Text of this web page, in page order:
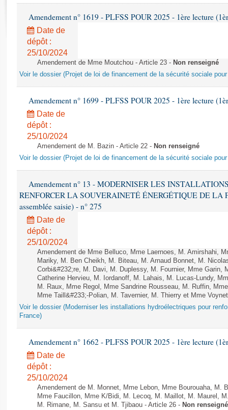
Rapports sur l'application des lois
Baromètre de l’application des lois
Budget et sécurité sociale
Comptes rendus des débats
Amendement n° 1619 - PLFSS POUR 2025 - 1ère lecture
Date de
dépôt :
25/10/2024
Amendement de Mme Moutchou - Article 23 - Non renseigné
Voir le dossier (Projet de loi de financement de la sécurité sociale pour
Amendement n° 1699 - PLFSS POUR 2025 - 1ère lecture
Date de
dépôt :
25/10/2024
Amendement de M. Bazin - Article 22 - Non renseigné
Voir le dossier (Projet de loi de financement de la sécurité sociale pour
Amendement n° 13 - MODERNISER LES
RENFORCER LA SOUVERAINETÉ ÉNERGÉTIQUE DE LA
assemblée saisie) - n° 275
Date de
dépôt :
25/10/2024
Amendement de Mme Belluco, Mme Laernoes, M. Amirshahi,
Mariky, M. Ben Cheikh, M. Biteau, M. Arnaud Bonnet, M.
Corbi&#232;re, M. Davi, M. Duplessy, M. Fournier, Mme Garin,
Catherine Hervieu, M. Iordanoff, M. Lahais, M. Lucas-Lundy,
M. Raux, Mme Regol, Mme Sandrine Rousseau, M. Ruffin,
Mme Taill&#233;-Polian, M. Tavernier, M. Thierry et Mme
Voir le dossier (Moderniser les installations hydroélectriques pour
France)
Amendement n° 1662 - PLFSS POUR 2025 - 1ère lecture
Date de
dépôt :
25/10/2024
Amendement de M. Monnet, Mme Lebon, Mme Bourouaha, M.
Mme Faucillon, Mme K/Bidi, M. Lecoq, M. Maillot, M. Maurel,
M. Rimane, M. Sansu et M. Tjibaou - Article 26 - Non renseigné